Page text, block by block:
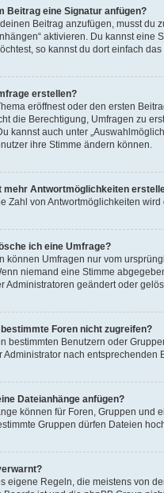
Beitrag eine Signatur anfügen?
Beitrag anzufügen, musst du
aktivieren. Du kannst
so kannst du dort einfach
erstellen?
eröffnest oder den ersten
die Berechtigung, Umfragen zu
kannst auch unter
ihre Stimme ändern können.
mehr Antwortmöglichkeiten
Zahl von Antwortmöglichkeiten
ich eine Umfrage?
können Umfragen nur vom
niemand eine Stimme
Administratoren geändert oder
Foren nicht zugreifen?
bestimmten Benutzern oder
nach entsprechenden
Dateianhänge anfügen?
können für Foren, Gruppen und
Gruppen dürfen Dateien
eigene Regeln, die meistens von